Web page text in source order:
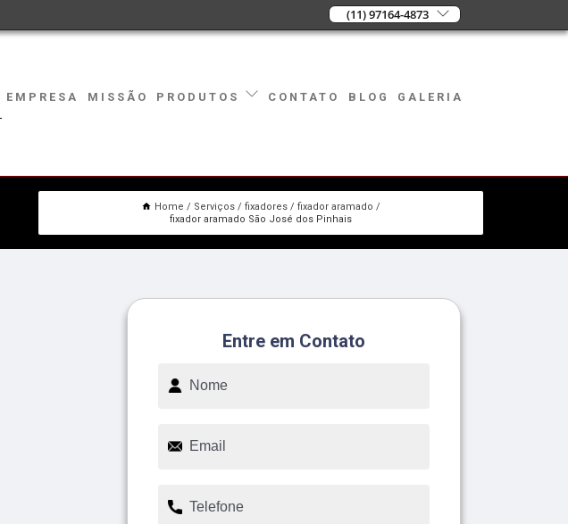
(11) 97164-4873
EMPRESA MISSÃO PRODUTOS CONTATO BLOG GALERIA
Home Serviços fixadores
fixador aramado
fixador aramado São José dos Pinhais
Entre em Contato